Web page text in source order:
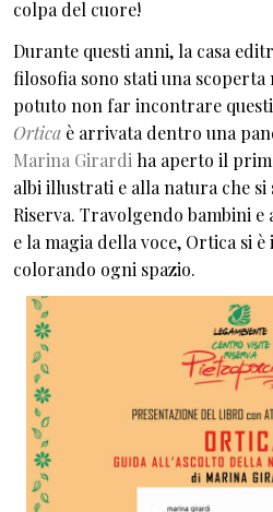
colpa del cuore!
Durante questi anni, la casa
filosofia sono stati una scoperta
potuto non far incontrare
Ortica è arrivata dentro una
Marina Girardi ha aperto il
albi illustrati e alla natura che si
Riserva. Travolgendo bambini
e la magia della voce, Ortica si
colorando ogni spazio.